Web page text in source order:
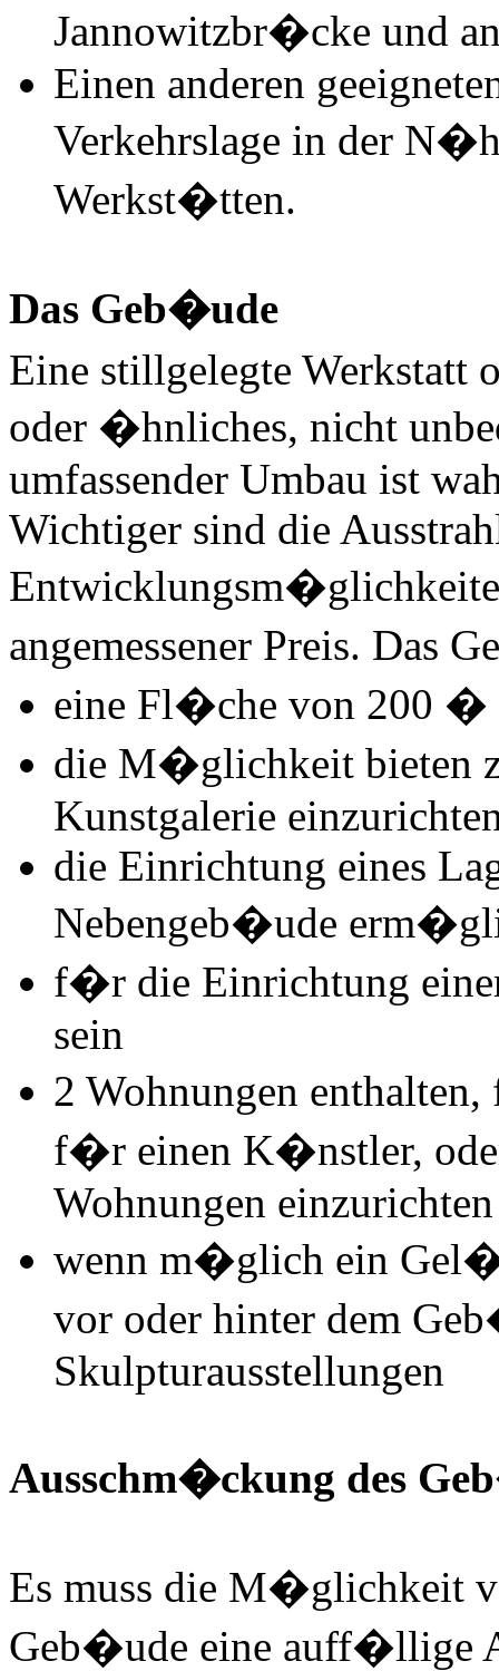
Jannowitzbr�cke und
Einen anderen
Verkehrslage in der
Werkst�tten.
Das Geb�ude
Eine stillgelegte Werkstatt
oder �hnliches, nicht
umfassender Umbau ist
Wichtiger sind die
angemessener Preis. Das
eine Fl�che von 200 �
die M�glichkeit bieten
Kunstgalerie
die Einrichtung eines
Nebengeb�ude
f�r die Einrichtung
sein
2 Wohnungen
f�r einen K�nstler,
Wohnungen einzurichten
wenn m�glich ein
vor oder hinter dem
Skulpturausstellungen
Ausschm�ckung des
Es muss die M�glichkeit
Geb�ude eine auff�llige